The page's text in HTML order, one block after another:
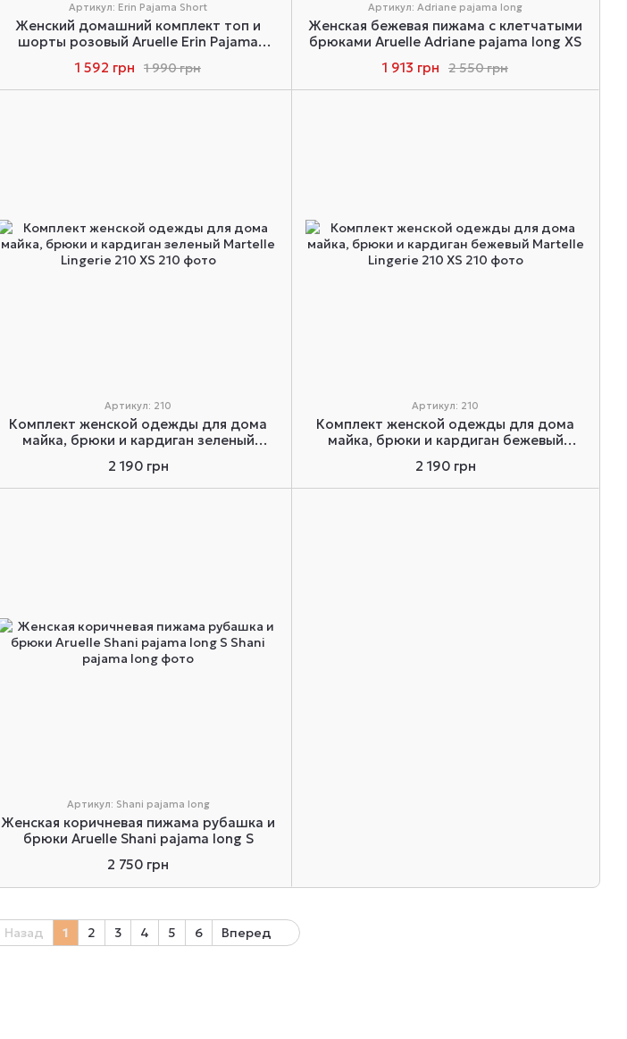
Артикул: Erin Pajama Short
Женский домашний комплект топ и
шорты розовый Aruelle Erin Pajama
1 990 грн
1 592 грн
Артикул: Adriane pajama long
Женская бежевая пижама с клетчатыми
брюками Aruelle Adriane pajama long XS
2 550 грн
1 913 грн
Артикул: 210
Комплект женской одежды для дома
майка, брюки и кардиган зеленый
2 190 грн
Артикул: 210
Комплект женской одежды для дома
майка, брюки и кардиган бежевый
2 190 грн
Артикул: Shani pajama long
Женская коричневая пижама рубашка и
брюки Aruelle Shani pajama long S
2 750 грн
Назад 1 2 3 4 5 6 Вперед